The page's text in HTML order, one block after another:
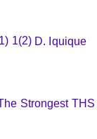
1(2) D. Iquique
Strongest THS